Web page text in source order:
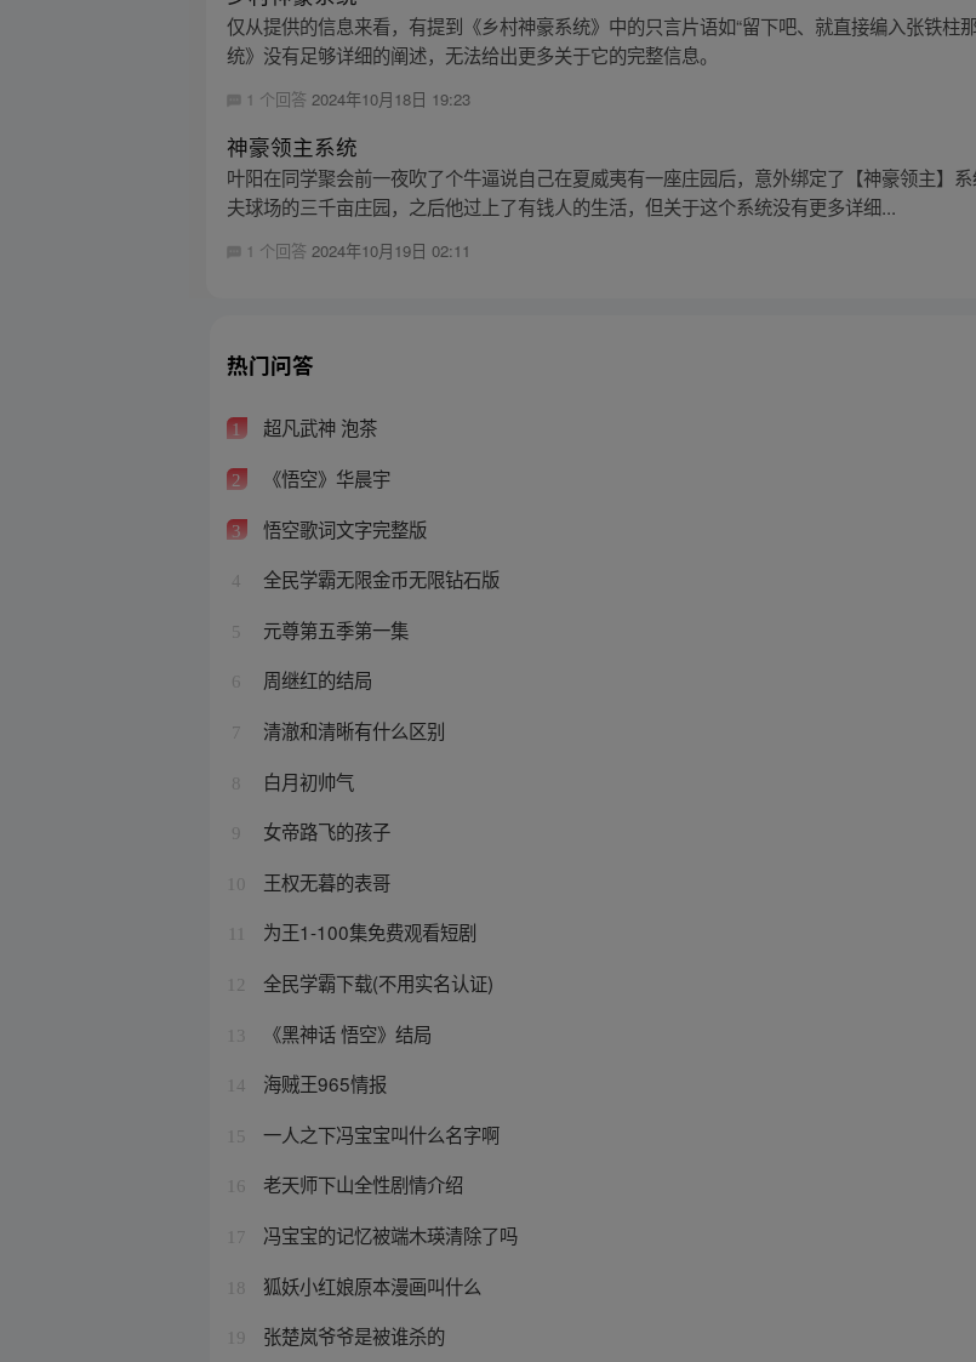
仅从提供的信息来看，有提到《乡村神豪系统》中的只言片语如“留下吧、就直接编入张铁柱
统》没有足够详细的阐述，无法给出更多关于它的完整信息。
1 个回答 2024年10月18日 19:23
神豪领主系统
叶阳在同学聚会前一夜吹了个牛逼说自己在夏威夷有一座庄园后，意外绑定了【神豪领主】
夫球场的三千亩庄园，之后他过上了有钱人的生活，但关于这个系统没有更多详细...
1 个回答2024年10月19日 02:11
热门问答
1 超凡武神 泡茶
2 《悟空》华晨宇
3 悟空歌词文字完整版
4 全民学霸无限金币无限钻石版
5 元尊第五季第一集
6 周继红的结局
7 清澈和清晰有什么区别
8 白月初帅气
9 女帝路飞的孩子
10 王权无暮的表哥
为王1-100集免费观看短剧
12 全民学霸下载(不用实名认证)
13 《黑神话 悟空》结局
14 海贼王965情报
15 一人之下冯宝宝叫什么名字啊
16 老天师下山全性剧情介绍
17 冯宝宝的记忆被端木瑛清除了吗
18 狐妖小红娘原本漫画叫什么
19 张楚岚爷爷是被谁杀的